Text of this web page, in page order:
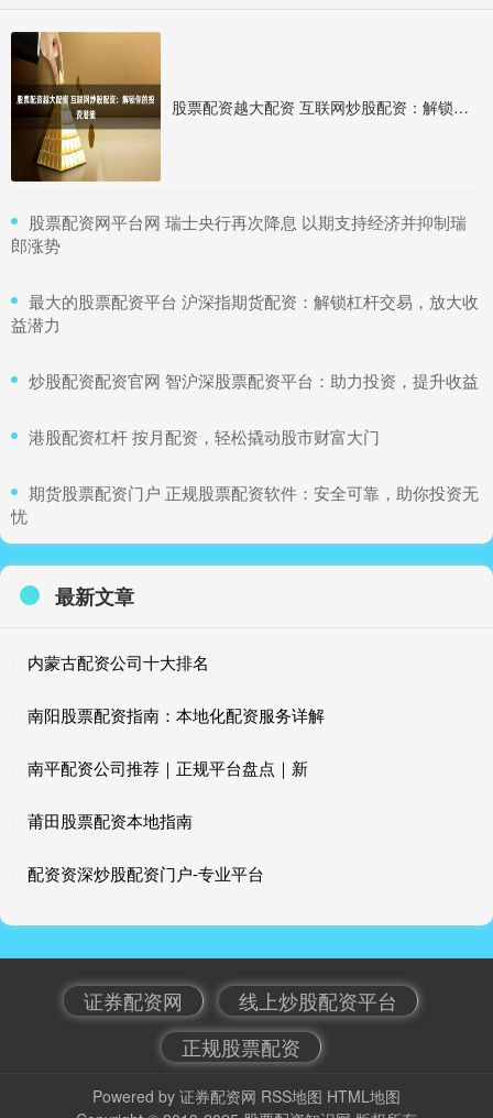
股票配资越大配资 互联网炒股配资：解锁你的投资潜能
​股票配资网平台网 瑞士央行再次降息 以期支持经济并抑制瑞
郎涨势
​最大的股票配资平台 沪深指期货配资：解锁杠杆交易，放大收
益潜力
​炒股配资配资官网 智沪深股票配资平台：助力投资，提升收益
​港股配资杠杆 按月配资，轻松撬动股市财富大门
​期货股票配资门户 正规股票配资软件：安全可靠，助你投资无
忧
最新文章
内蒙古配资公司十大排名
南阳股票配资指南：本地化配资服务详解
南平配资公司推荐｜正规平台盘点｜新
莆田股票配资本地指南
配资资深炒股配资门户-专业平台
证券配资网
线上炒股配资平台
正规股票配资
Powered by 证券配资网 RSS地图 HTML地图